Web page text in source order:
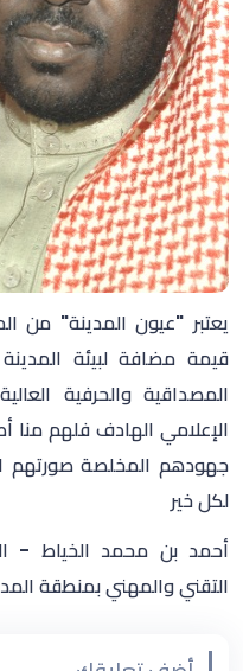
يعتبر "عيون المدينة" من
قيمة مضافة لبيئة
المصداقية والحرفية
الإعلامي الهادف فلهم منا
جهودهم المخلصة صورتهم
لكل خير
أحمد بن محمد الخياط -
التقني والمهني بمنطقة